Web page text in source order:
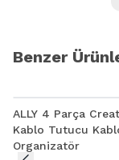
Benzer
ALLY 4 Parça
Kablo Tutucu
Organizatör